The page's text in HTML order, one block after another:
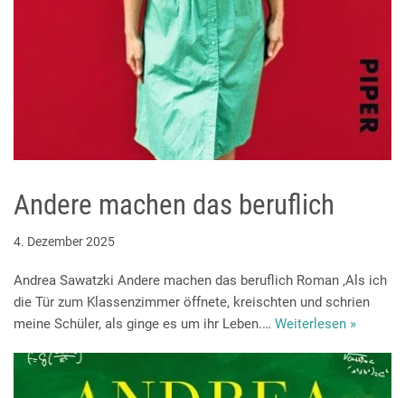
Andere machen das beruflich
4. Dezember 2025
Andrea Sawatzki Andere machen das beruflich Roman ‚Als ich
die Tür zum Klassenzimmer öffnete, kreischten und schrien
meine Schüler, als ginge es um ihr Leben.… Weiterlesen »